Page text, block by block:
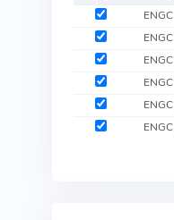
ENGC
ENGC
ENGC
ENGC
ENGC
ENGC